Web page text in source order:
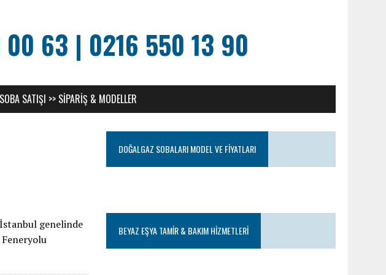
00 63 | 0216 550 13 90
SOBA SATIŞI >> SIPARIŞ & MODELLER
genelinde
DOĞALGAZ SOBALARI MODEL VE FIYATLARI
BEYAZ EŞYA TAMIR & BAKIM HIZMETLERI